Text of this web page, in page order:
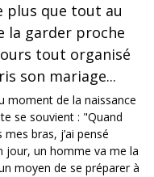
plus que tout au
la garder proche
tout organisé
son mariage...
moment de la naissance
se souvient : "Quand
bras, j’ai pensé
jour, un homme va me la
moyen de se préparer à